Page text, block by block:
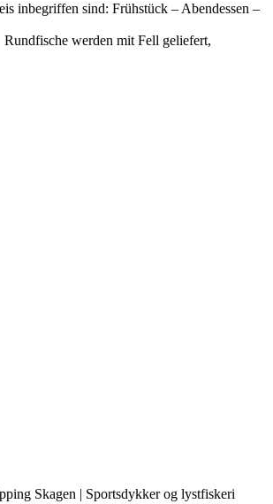
– Abendessen –
der Reise.
mit Fell geliefert,
Skagen | Sportsdykker og lystfiskeri